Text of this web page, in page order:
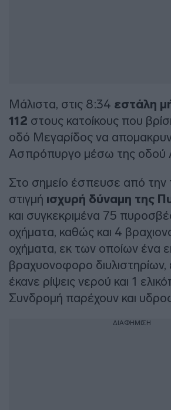
Μάλιστα, στις 8:34 εστάλη
112 στους κατοίκους που
οδό Μεγαρίδος να
Ασπρόπυργο μέσω της οδού
Στο σημείο έσπευσε από
στιγμή ισχυρή δύναμη της
και συγκεκριμένα 75
οχήματα, καθώς και 4
οχήματα, εκ των οποίων ένα
βραχυονοφορο
έκανε ρίψεις νερού και 1
Συνδρομή παρέχουν και
ΔΙΑΦΗΜΙΣΗ